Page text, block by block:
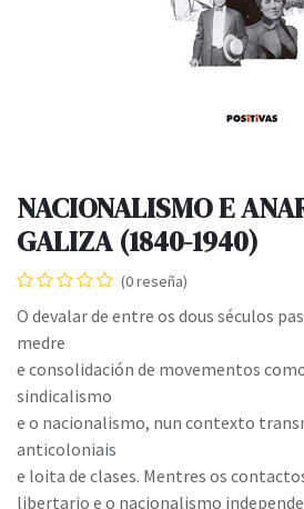
NACIONALISMO E
GALIZA (1840-1940)
(0 reseña)
O devalar de entre os dous séculos
medre
e consolidación de movementos
sindicalismo
e o nacionalismo, nun contexto
anticoloniais
e loita de clases. Mentres os
libertario e o nacionalismo